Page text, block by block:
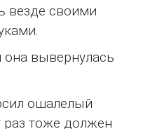
везде своими
вывернулась
ошалелый
раз тоже должен